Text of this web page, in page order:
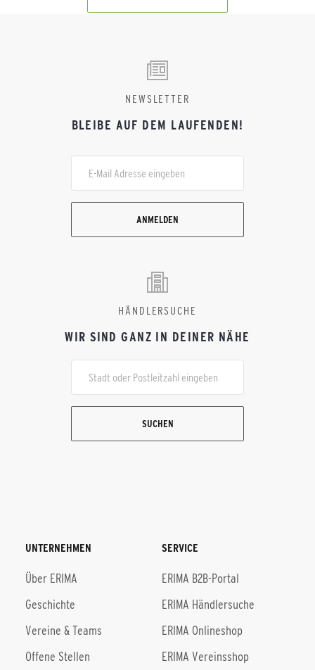
NEWSLETTER
BLEIBE AUF DEM LAUFENDEN!
ANMELDEN
HÄNDLERSUCHE
WIR SIND GANZ IN DEINER NÄHE
SUCHEN
UNTERNEHMEN
Über ERIMA
Geschichte
Vereine & Teams
Offene Stellen
SERVICE
ERIMA B2B-Portal
ERIMA Händlersuche
ERIMA Onlineshop
ERIMA Vereinsshop